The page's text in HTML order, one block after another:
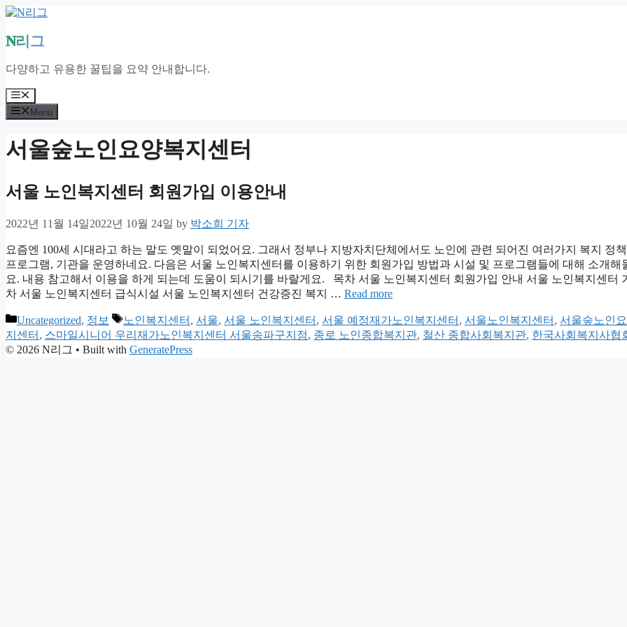
Skip
content
N리그
다양하고 유용한 꿀팁을 요약 안내합니다.
Menu
Menu
서울숲노인요양복지센터
서울 노인복지센터 회원가입 이용안내
2022년 11월 14일2022년 10월 24일 by 박소희 기자
요즘엔 100세 시대라고 하는 말도 옛말이 되었어요. 그래서 정부나 지방자치단체에서도 노인에 관련 되어진 여러가지 복지 정
프로그램, 기관을 운영하네요. 다음은 서울 노인복지센터를 이용하기 위한 회원가입 방법과 시설 및 프로그램들에 대해 소개해
요. 내용 참고해서 이용을 하게 되는데 도움이 되시기를 바랄게요. 목차 서울 노인복지센터 회원가입 안내 서울 노인복지센터
차 서울 노인복지센터 급식시설 서울 노인복지센터 건강증진 복지 … Read more
Categories
Uncategorized, 정보 Tags
노인복지센터 , 서울, 서울 노인복지센터 , 서울 예정재가노인복지센터 , 서울노인복지센터 , 서울숲노인
지센터 , 스마일시니어 우리재가노인복지센터 서울송파구지점, 종로 노인종합복지관, 철산 종합사회복지관, 한국사회복지사협
© 2026 N리그 • Built with GeneratePress